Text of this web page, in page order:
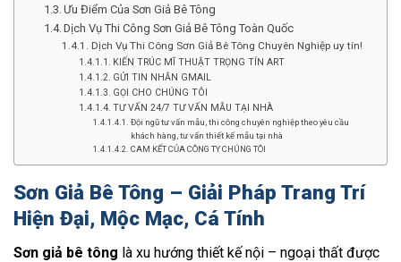
Ưu Điểm Của Sơn Giả Bê Tông
Dịch Vụ Thi Công Sơn Giả Bê Tông Toàn Quốc
Dịch Vụ Thi Công Sơn Giả Bê Tông Chuyên Nghiệp uy tín!
KIẾN TRÚC MĨ THUẬT TRỌNG TÍN ART
GỬI TIN NHẮN GMAIL
GỌI CHO CHÚNG TÔI
TƯ VẤN 24/7 TƯ VẤN MẪU TẠI NHÀ
Đội ngũ tư vấn mẫu, thi công chuyên nghiệp theo yêu cầu
khách hàng, tư vấn thiết kế mẫu tại nhà
CAM KẾT CỦA CÔNG TY CHÚNG TÔI
Sơn Giả Bê Tông – Giải Pháp Trang Trí
Hiện Đại, Mộc Mạc, Cá Tính
Sơn giả bê tông là xu hướng thiết kế nội – ngoại thất được